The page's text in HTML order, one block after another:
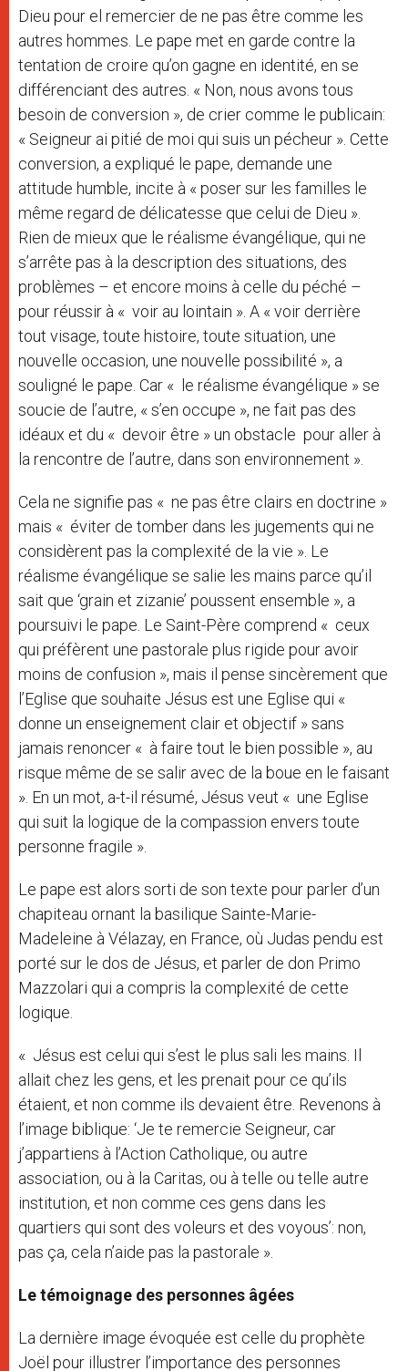
Dieu pour el remercier de ne pas être comme les
autres hommes. Le pape met en garde contre la
tentation de croire qu’on gagne en identité, en se
différenciant des autres. « Non, nous avons tous
besoin de conversion », de crier comme le publicain:
« Seigneur ai pitié de moi qui suis un pécheur ». Cette
conversion, a expliqué le pape, demande une
attitude humble, incite à « poser sur les familles le
même regard de délicatesse que celui de Dieu ».
Rien de mieux que le réalisme évangélique, qui ne
s’arrête pas à la description des situations, des
problèmes – et encore moins à celle du péché –
pour réussir à « voir au lointain ». A « voir derrière
tout visage, toute histoire, toute situation, une
nouvelle occasion, une nouvelle possibilité », a
souligné le pape. Car « le réalisme évangélique » se
soucie de l’autre, « s’en occupe », ne fait pas des
idéaux et du « devoir être » un obstacle pour aller à
la rencontre de l’autre, dans son environnement ».
Cela ne signifie pas « ne pas être clairs en doctrine »
mais « éviter de tomber dans les jugements qui ne
considèrent pas la complexité de la vie ». Le
réalisme évangélique se salie les mains parce qu’il
sait que ‘grain et zizanie’ poussent ensemble », a
poursuivi le pape. Le Saint-Père comprend « ceux
qui préfèrent une pastorale plus rigide pour avoir
moins de confusion », mais il pense sincèrement que
l’Eglise que souhaite Jésus est une Eglise qui «
donne un enseignement clair et objectif » sans
jamais renoncer « à faire tout le bien possible », au
risque même de se salir avec de la boue en le faisant
». En un mot, a-t-il résumé, Jésus veut « une Eglise
qui suit la logique de la compassion envers toute
personne fragile ».
Le pape est alors sorti de son texte pour parler d’un
chapiteau ornant la basilique Sainte-Marie-
Madeleine à Vélazay, en France, où Judas pendu est
porté sur le dos de Jésus, et parler de don Primo
Mazzolari qui a compris la complexité de cette
logique.
« Jésus est celui qui s’est le plus sali les mains. Il
allait chez les gens, et les prenait pour ce qu’ils
étaient, et non comme ils devaient être. Revenons à
l’image biblique: ‘Je te remercie Seigneur, car
j’appartiens à l’Action Catholique, ou autre
association, ou à la Caritas, ou à telle ou telle autre
institution, et non comme ces gens dans les
quartiers qui sont des voleurs et des voyous’: non,
pas ça, cela n’aide pas la pastorale ».
Le témoignage des personnes âgées
La dernière image évoquée est celle du prophète
Joël pour illustrer l’importance des personnes